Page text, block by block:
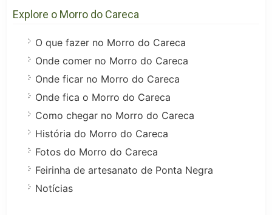
Explore o Morro do Careca
O que fazer no Morro do Careca
Onde comer no Morro do Careca
Onde ficar no Morro do Careca
Onde fica o Morro do Careca
Como chegar no Morro do Careca
História do Morro do Careca
Fotos do Morro do Careca
Feirinha de artesanato de Ponta Negra
Notícias